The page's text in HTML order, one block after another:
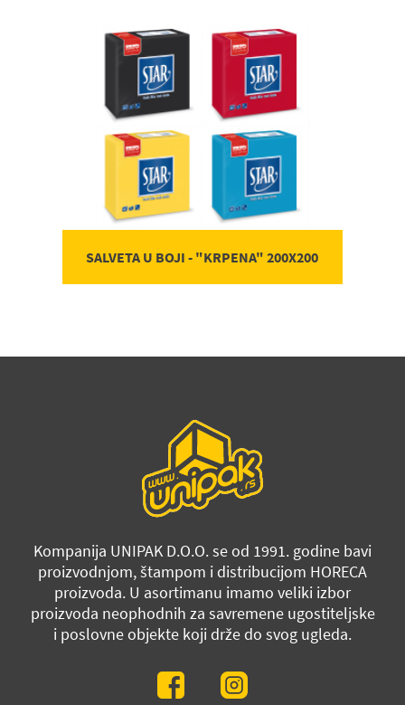
SALVETA U BOJI - "KRPENA" 200X200
Kompanija UNIPAK D.O.O. se od 1991. godine bavi
proizvodnjom, štampom i distribucijom HORECA
proizvoda. U asortimanu imamo veliki izbor
proizvoda neophodnih za savremene ugostiteljske
i poslovne objekte koji drže do svog ugleda.